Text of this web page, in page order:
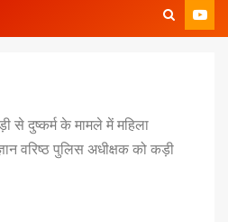
से दुष्कर्म के मामले में महिला
वरिष्ठ पुलिस अधीक्षक को कड़ी